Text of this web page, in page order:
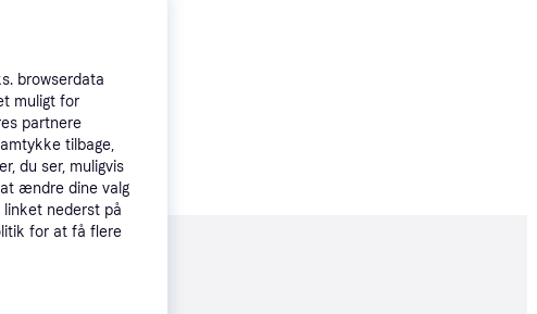
browserdata
muligt for
partnere
tilbage,
du ser, muligvis
ændre dine valg
nederst på
for at få flere